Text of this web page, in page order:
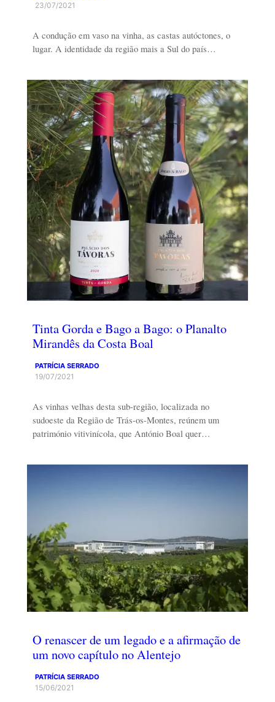
23/07/2021
A condução em vaso na vinha, as castas autóctones, o
lugar. A identidade da região mais a Sul do país…
Tinta Gorda e Bago a Bago: o Planalto
Mirandês da Costa Boal
PATRÍCIA SERRADO
19/07/2021
As vinhas velhas desta sub-região, localizada no
sudoeste da Região de Trás-os-Montes, reúnem um
património vitivinícola, que António Boal quer…
O renascer de um legado e a afirmação de
um novo capítulo no Alentejo
PATRÍCIA SERRADO
15/06/2021